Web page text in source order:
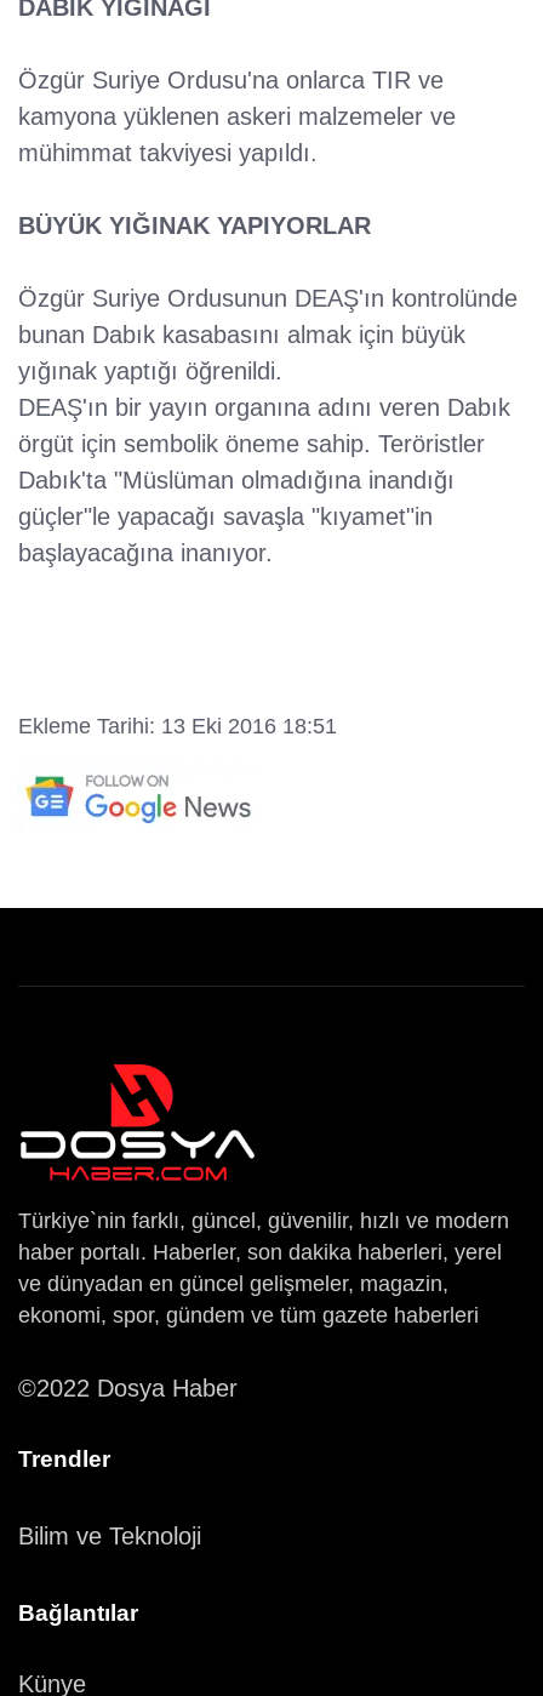
DABIK YIĞINAĞI
Özgür Suriye Ordusu'na onlarca TIR ve
kamyona yüklenen askeri malzemeler ve
mühimmat takviyesi yapıldı.
BÜYÜK YIĞINAK YAPIYORLAR
Özgür Suriye Ordusunun DEAŞ'ın kontrolünde
bunan Dabık kasabasını almak için büyük
yığınak yaptığı öğrenildi.
DEAŞ'ın bir yayın organına adını veren Dabık
örgüt için sembolik öneme sahip. Teröristler
Dabık'ta "Müslüman olmadığına inandığı
güçler"le yapacağı savaşla "kıyamet"in
başlayacağına inanıyor.
Ekleme Tarihi: 13 Eki 2016 18:51
Türkiye`nin farklı, güncel, güvenilir, hızlı ve modern
haber portalı. Haberler, son dakika haberleri, yerel
ve dünyadan en güncel gelişmeler, magazin,
ekonomi, spor, gündem ve tüm gazete haberleri
©2022 Dosya Haber
Trendler
Bilim ve Teknoloji
Bağlantılar
Künye